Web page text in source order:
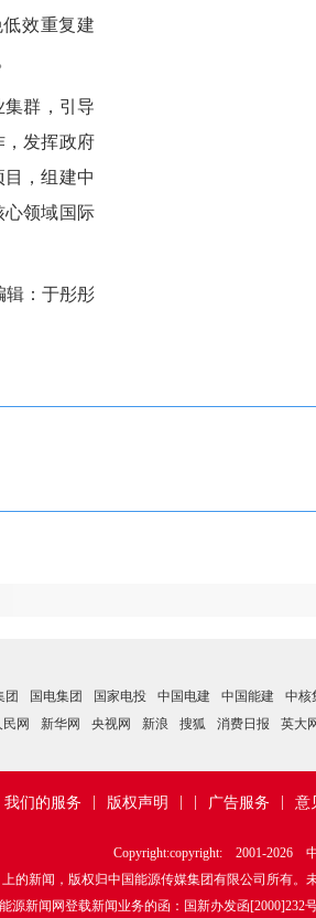
效重复建
群，引导
，发挥政府
，组建中
心领域国际
辑：于彤彤
团 国电集团 国家电投 中国电建 中国能建 中核
民网 新华网 央视网 新浪 搜狐 消费日报 英大
意
广告服务
版权声明
我们的服务
Copyright:copyright: 2001-2026
的新闻，版权归中国能源传媒集团有限公司所有。
源新闻网登载新闻业务的函：国新办发函[2000]232号